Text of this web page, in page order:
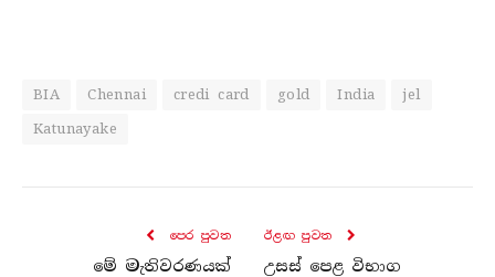
BIA Chennai credi card gold India
jel
Katunayake
පෙර පුව​ත
මේ මැතිවරණයක්
ඊළඟ පුව​ත
උසස් පෙළ විභාග